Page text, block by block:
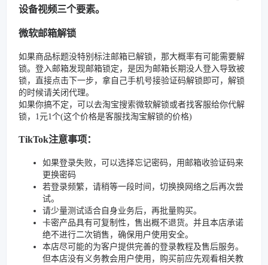
设备视频三个要素。
微软邮箱解锁
如果商品标题没特别标注邮箱已解锁，那大概率有可能需要解
锁。登入邮箱发现邮箱锁定，是因为邮箱长期没人登入导致被
锁，直接点击下一步，拿自己手机号接验证码解锁即可，解锁
的时候请关闭代理。
如果你搞不定，可以去淘宝搜索微软解锁或者找客服给你代解
锁，1元1个(这个价格是客服找淘宝解锁的价格)
TikTok注意事项：
如果登录失败，可以选择忘记密码，用邮箱收验证码来
更换密码
若登录频繁，请稍等一段时间，切换换网络之后再次尝
试。
请少量测试适合自身业务后，再批量购买。
卡密产品具有可复制性，售出概不退货。并且本店承诺
绝不进行二次销售，确保用户使用安全。
本店尽可能的为客户提供完善的登录教程及售后服务。
但本店没有义务教会用户使用，购买前应先观看相关教